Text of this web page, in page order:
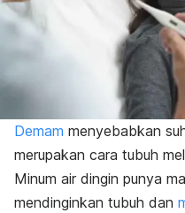
Demam menyebabkan
merupakan cara tubuh
Minum air dingin punya
mendinginkan tubuh dan